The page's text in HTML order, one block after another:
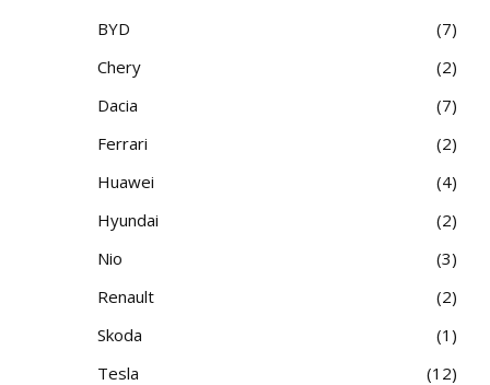
BYD
7
Chery
2
Dacia
7
Ferrari
2
Huawei
4
Hyundai
2
Nio
3
Renault
2
Skoda
1
Tesla
12